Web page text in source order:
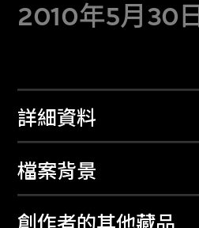
2010年5月30日
詳細資料
檔案背景